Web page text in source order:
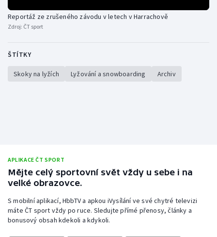
Reportáž ze zrušeného závodu v letech v Harrachově
Zdroj: ČT sport
ŠTÍTKY
Skoky na lyžích Lyžování a snowboarding Archiv
APLIKACE ČT SPORT
Mějte celý sportovní svět vždy u sebe i na
velké obrazovce.
S mobilní aplikací, HbbTV a apkou iVysílání ve své chytré televizi
máte ČT sport vždy po ruce. Sledujte přímé přenosy, články a
bonusový obsah kdekoli a kdykoli.